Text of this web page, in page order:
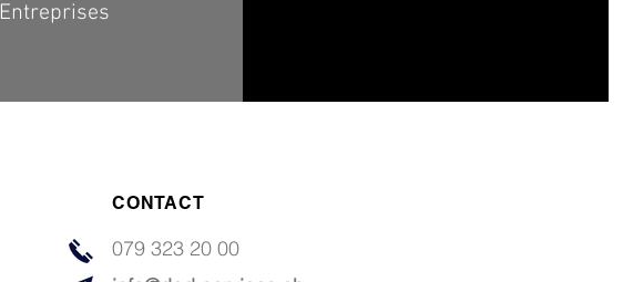
Entreprises
CONTACT
079 323 20 00